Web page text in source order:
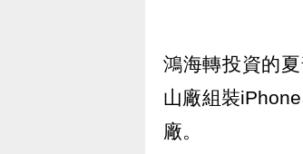
鴻海轉投資的
山廠組裝
廠。